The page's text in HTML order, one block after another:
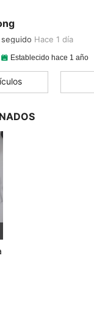
seguido Hace 1 día
37 Artículos
37 748
Establecido hace 1 año